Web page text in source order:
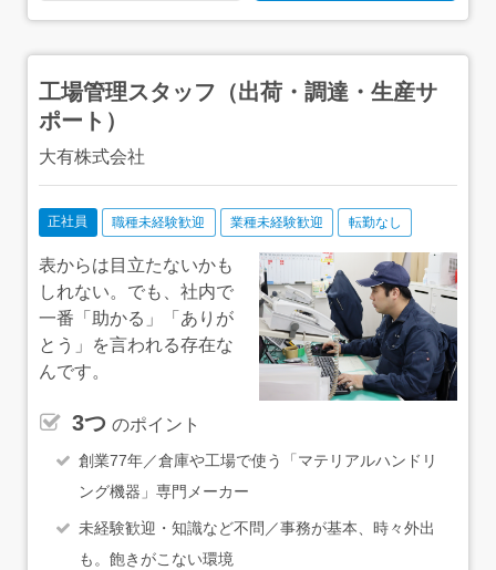
工場管理スタッフ（出荷・調達・生産サ
ポート）
大有株式会社
正社員 職種未経験歓迎 業種未経験歓迎 転勤なし
表からは目立たないかも
しれない。でも、社内で
一番「助かる」「ありが
とう」を言われる存在な
んです。
3つ のポイント
創業77年／倉庫や工場で使う「マテリアルハンドリ
ング機器」専門メーカー
未経験歓迎・知識など不問／事務が基本、時々外出
も。飽きがこない環境